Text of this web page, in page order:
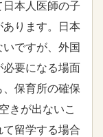
本人医師の子
ります。日本
ですが、外国
必要になる場面
保育所の確保
きが出ないこ
留学する場合